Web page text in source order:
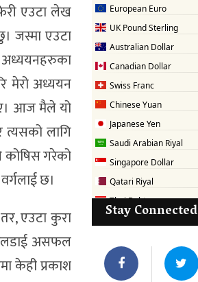
एउटा लेख
जस्मा एउटा
अध्ययनहरुका
मेरो अध्ययन
आज मैले यो
लागि
कोषिस गरेको
छ।
एउटा कुरा
लडाई असफल
केही प्रकाश
Stay Connected